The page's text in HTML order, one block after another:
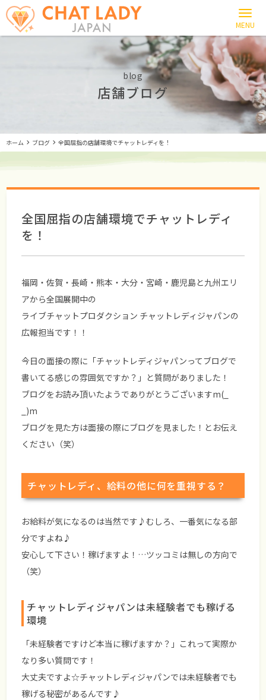
blog
店舗ブログ
ホーム ブログ 全国屈指の店舗環境でチャットレディを！
全国屈指の店舗環境でチャットレディ
を！
福岡・佐賀・長崎・熊本・大分・宮崎・鹿児島と九州エリ
アから全国展開中の
ライブチャットプロダクション チャットレディジャパンの
広報担当です！！
今日の面接の際に「チャットレディジャパンってブログで
書いてる感じの雰囲気ですか？」と質問がありました！
ブログをお読み頂いたようでありがとうございますm(_
_)m
ブログを見た方は面接の際にブログを見ました！とお伝え
ください（笑）
チャットレディ、給料の他に何を重視する？
お給料が気になるのは当然です♪むしろ、一番気になる部
分ですよね♪
安心して下さい！稼げますよ！…ツッコミは無しの方向で
（笑）
チャットレディジャパンは未経験者でも稼げる
環境
「未経験者ですけど本当に稼げますか？」これって実際か
なり多い質問です！
大丈夫ですよ☆チャットレディジャパンでは未経験者でも
稼げる秘密があるんです♪